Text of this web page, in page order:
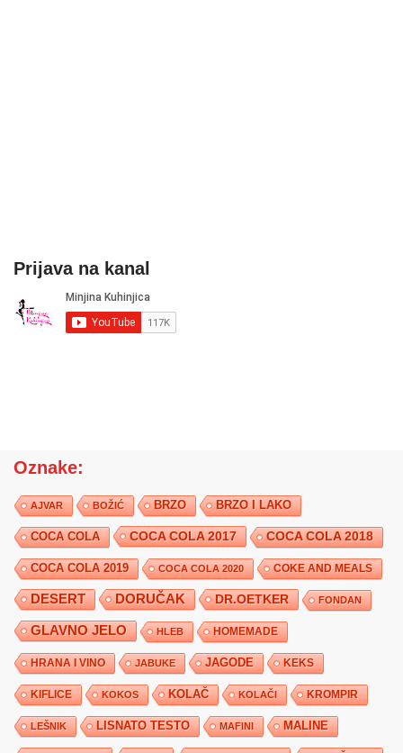
Prijava na kanal
Oznake:
AJVAR BOŽIĆ BRZO BRZO I LAKO
COCA COLA COCA COLA 2017 COCA COLA 2018
COCA COLA 2019 COCA COLA 2020 COKE AND MEALS
DESERT DORUČAK DR.OETKER FONDAN
GLAVNO JELO HLEB HOMEMADE
HRANA I VINO JABUKE JAGODE KEKS
KIFLICE KOKOS KOLAČ KOLAČI KROMPIR
LEŠNIK LISNATO TESTO MAFINI MALINE